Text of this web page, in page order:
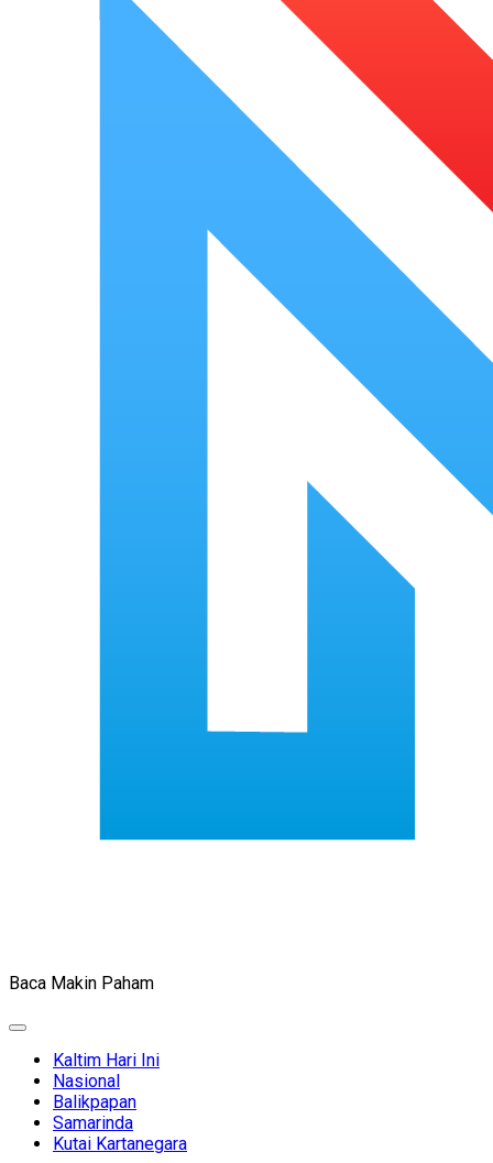
Baca Makin Paham
Expand
Kaltim Hari Ini
Nasional
Balikpapan
Samarinda
Kutai Kartanegara